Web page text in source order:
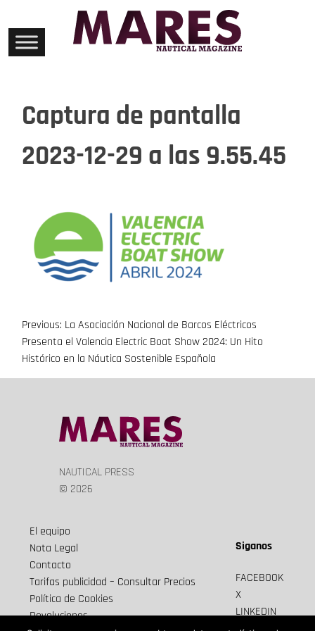
content
Captura de pantalla
2023-12-29 a las 9.55.45
Navegación
de
entradas
Previous: La Asociación Nacional de Barcos Eléctricos
Presenta el Valencia Electric Boat Show 2024: Un Hito
Histórico en la Náutica Sostenible Española
NAUTICAL PRESS
© 2026
El equipo
Nota Legal
Contacto
Tarifas publicidad – Consultar Precios
Política de Cookies
Devoluciones
Siganos
FACEBOOK
X
LINKEDIN